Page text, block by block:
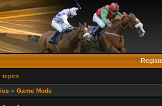
topics
» Game Mods